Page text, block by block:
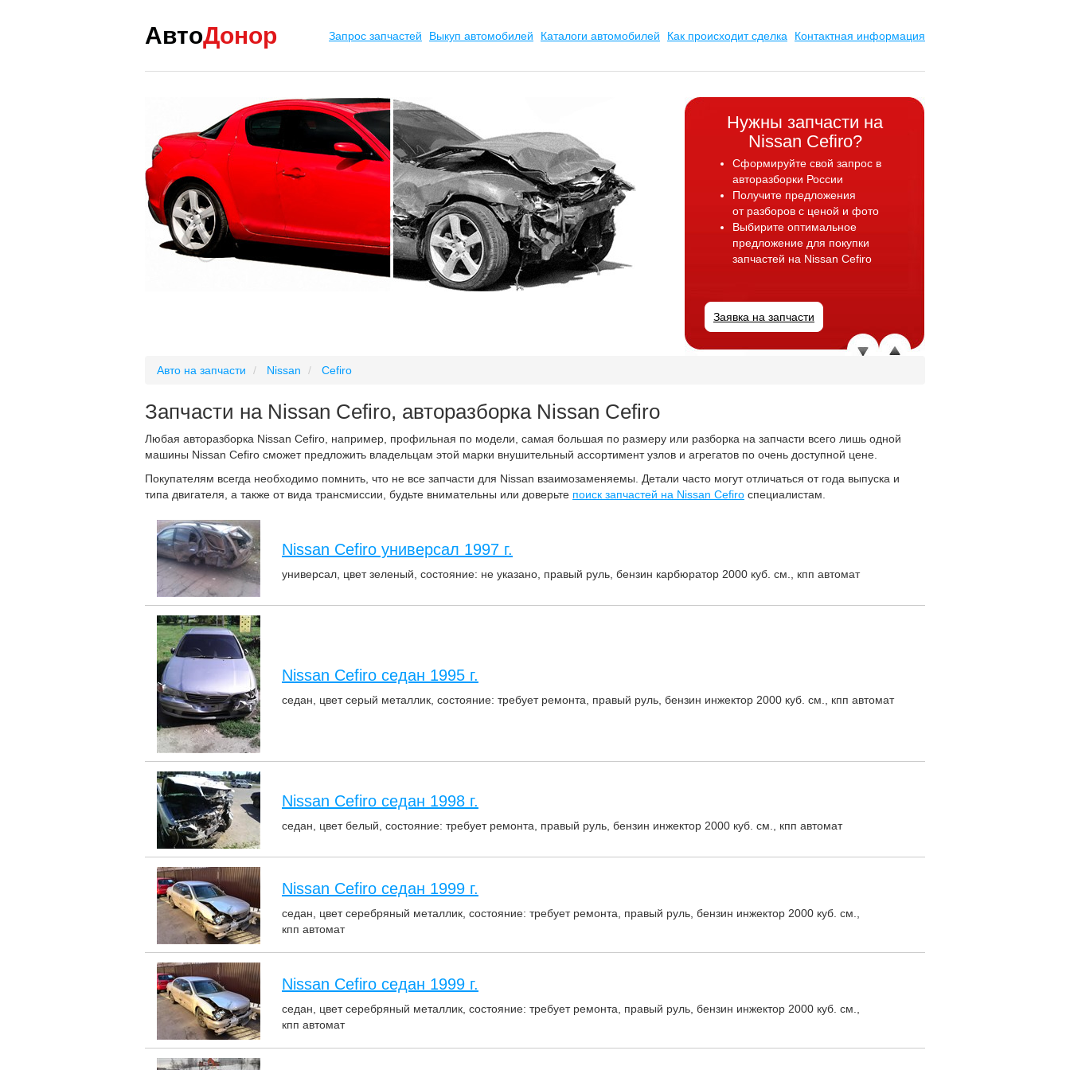
Запрос запчастей Выкуп автомобилей Каталоги автомобилей Как происходит сделка Контактная информация
АвтоДонор
Нужны запчасти на
Nissan Cefiro?
Сформируйте свой запрос в
авторазборки России
Получите предложения
от разборов с ценой и фото
Выбирите оптимальное
предложение для покупки
запчастей на Nissan Cefiro
Заявка на запчасти
Авто на запчасти Nissan Cefiro
Запчасти на Nissan Cefiro, авторазборка Nissan Cefiro
Любая авторазборка Nissan Cefiro, например, профильная по модели, самая большая по размеру или разборка на запчасти всего лишь одной
машины Nissan Cefiro сможет предложить владельцам этой марки внушительный ассортимент узлов и агрегатов по очень доступной цене.
Покупателям всегда необходимо помнить, что не все запчасти для Nissan взаимозаменяемы. Детали часто могут отличаться от года выпуска и
типа двигателя, а также от вида трансмиссии, будьте внимательны или доверьте поиск запчастей на Nissan Cefiro специалистам.
Nissan Cefiro универсал 1997 г.
универсал, цвет зеленый, состояние: не указано, правый руль, бензин карбюратор 2000 куб. см., кпп автомат
Nissan Cefiro седан 1995 г.
седан, цвет серый металлик, состояние: требует ремонта, правый руль, бензин инжектор 2000 куб. см., кпп автомат
Nissan Cefiro седан 1998 г.
седан, цвет белый, состояние: требует ремонта, правый руль, бензин инжектор 2000 куб. см., кпп автомат
Nissan Cefiro седан 1999 г.
седан, цвет серебряный металлик, состояние: требует ремонта, правый руль, бензин инжектор 2000 куб. см.,
кпп автомат
Nissan Cefiro седан 1999 г.
седан, цвет серебряный металлик, состояние: требует ремонта, правый руль, бензин инжектор 2000 куб. см.,
кпп автомат